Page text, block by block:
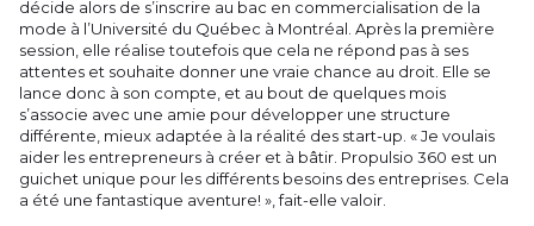
décide alors de s’inscrire au bac en commercialisation de la
mode à l’Université du Québec à Montréal. Après la première
session, elle réalise toutefois que cela ne répond pas à ses
attentes et souhaite donner une vraie chance au droit. Elle se
lance donc à son compte, et au bout de quelques mois
s’associe avec une amie pour développer une structure
différente, mieux adaptée à la réalité des start-up. « Je voulais
aider les entrepreneurs à créer et à bâtir. Propulsio 360 est un
guichet unique pour les différents besoins des entreprises. Cela
a été une fantastique aventure! », fait-elle valoir.